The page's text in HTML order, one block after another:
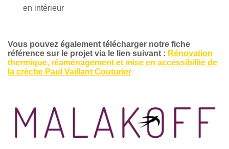
en intérieur
Vous pouvez également télécharger notre fiche
référence sur le projet via le lien suivant : Rénovation
thermique, réaménagement et mise en accessibilité de
la crèche Paul Vaillant Couturier